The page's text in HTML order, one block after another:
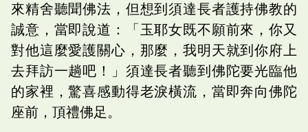
來精舍聽聞佛法，但想到須達長者護持佛教的
誠意，當即說道：「玉耶女既不願前來，你又
對他這麼愛護關心，那麼，我明天就到你府上
去拜訪一趟吧！」須達長者聽到佛陀要光臨他
的家裡，驚喜感動得老淚橫流，當即奔向佛陀
座前，頂禮佛足。